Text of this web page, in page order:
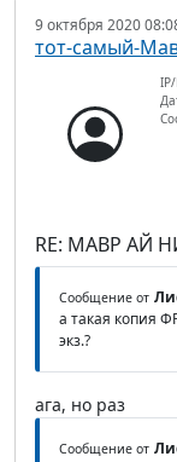
9 октября 2020
тот-самый-
RE: МАВР АЙ
Сообщение от
а такая копия
экз.?
ага, но раз
Сообщение от